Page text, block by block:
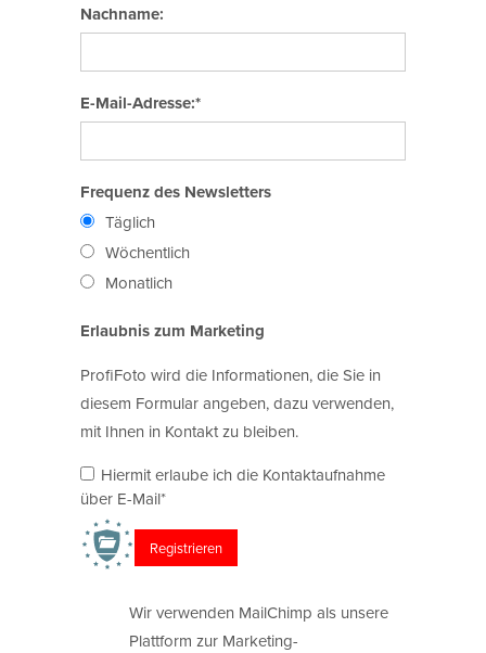
Nachname:
E-Mail-Adresse:*
Frequenz des Newsletters
Täglich
Wöchentlich
Monatlich
Erlaubnis zum Marketing
ProfiFoto wird die Informationen, die Sie in
diesem Formular angeben, dazu verwenden,
mit Ihnen in Kontakt zu bleiben.
Hiermit erlaube ich die Kontaktaufnahme
über E-Mail*
Wir verwenden MailChimp als unsere
Plattform zur Marketing-